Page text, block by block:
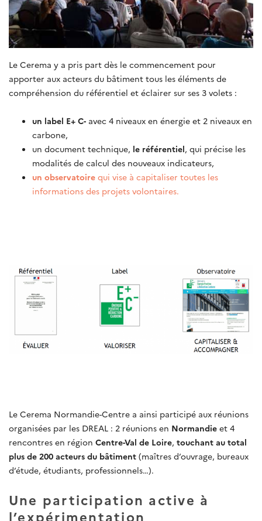
Le Cerema y a pris part dès le commencement pour
apporter aux acteurs du bâtiment tous les éléments de
compréhension du référentiel et éclairer sur ses 3 volets :
un label E+ C- avec 4 niveaux en énergie et 2 niveaux en
carbone,
un document technique, le référentiel, qui précise les
modalités de calcul des nouveaux indicateurs,
un observatoire qui vise à capitaliser toutes les
informations des projets volontaires.
Le Cerema Normandie-Centre a ainsi participé aux réunions
organisées par les DREAL : 2 réunions en Normandie et 4
rencontres en région Centre-Val de Loire, touchant au total
plus de 200 acteurs du bâtiment (maîtres d’ouvrage, bureaux
d’étude, étudiants, professionnels…).
Une participation active à
l’expérimentation